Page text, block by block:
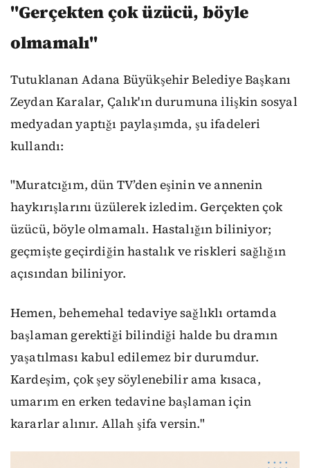
"Gerçekten çok üzücü, böyle
olmamalı"
Tutuklanan Adana Büyükşehir Belediye Başkanı
Zeydan Karalar, Çalık'ın durumuna ilişkin sosyal
medyadan yaptığı paylaşımda, şu ifadeleri
kullandı:
"Muratcığım, dün TV’den eşinin ve annenin
haykırışlarını üzülerek izledim. Gerçekten çok
üzücü, böyle olmamalı. Hastalığın biliniyor;
geçmişte geçirdiğin hastalık ve riskleri sağlığın
açısından biliniyor.
Hemen, behemehal tedaviye sağlıklı ortamda
başlaman gerektiği bilindiği halde bu dramın
yaşatılması kabul edilemez bir durumdur.
Kardeşim, çok şey söylenebilir ama kısaca,
umarım en erken tedavine başlaman için
kararlar alınır. Allah şifa versin."